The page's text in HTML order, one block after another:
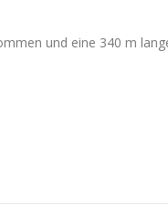
und eine 340 m